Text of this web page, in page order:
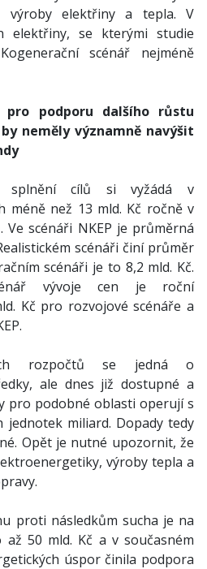
výroby elektřiny a tepla. V
elektřiny, se kterými studie
scénář nejméně
pro podporu dalšího růstu
neměly významně navýšit
splnění cílů si vyžádá v
méně než 13 mld. Kč ročně v
scénáři NKEP je průměrná
scénáři činí průměr
scénáři je to 8,2 mld. Kč.
vývoje cen je roční
Kč pro rozvojové scénáře a
rozpočtů se jedná o
ale dnes již dostupné a
pro podobné oblasti operují s
jednotek miliard. Dopady tedy
Opět je nutné upozornit, že
výroby tepla a
proti následkům sucha je na
až 50 mld. Kč a v současném
úspor činila podpora